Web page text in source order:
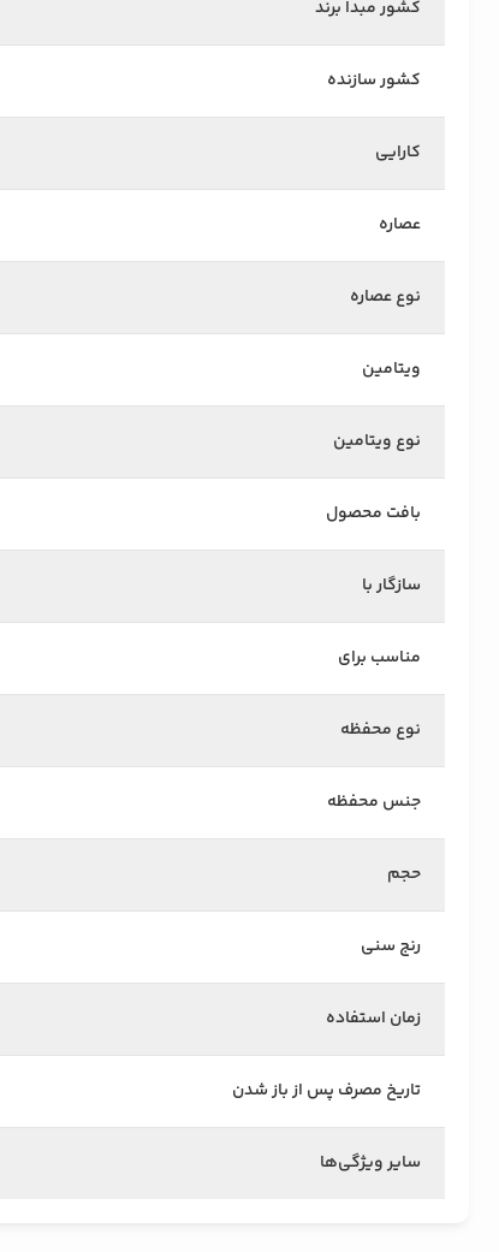
کشور مبدا برند
کشور سازنده
کارایی
عصاره
نوع عصاره
ویتامین
نوع ویتامین
بافت محصول
سازگار با
مناسب برای
نوع محفظه
جنس محفظه
حجم
رنج سنی
زمان استفاده
تاریخ مصرف پس از باز شدن
سایر ویژگی‌ها